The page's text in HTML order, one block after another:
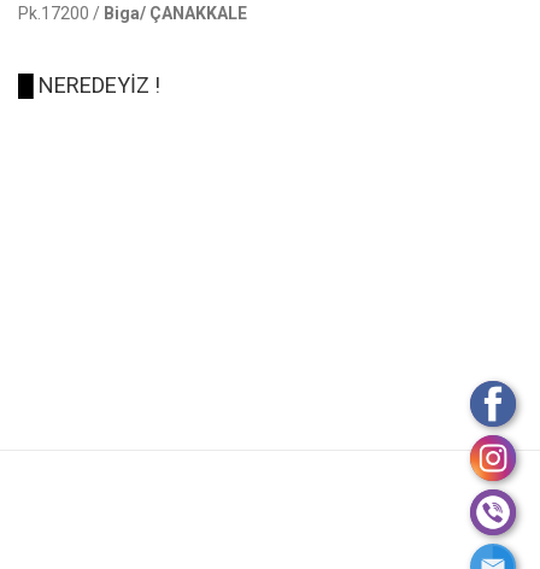
Pk.17200 / Biga/ ÇANAKKALE
NEREDEYİZ !